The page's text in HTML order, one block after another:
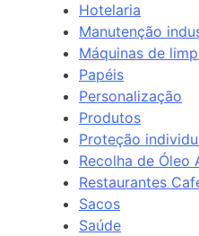
Hotelaria
Manutenção
Máquinas de
Papéis
Personalização
Produtos
Proteção
Recolha de Óleo
Restaurantes
Sacos
Saúde